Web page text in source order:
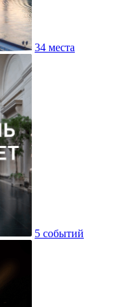
34 места
5 событий